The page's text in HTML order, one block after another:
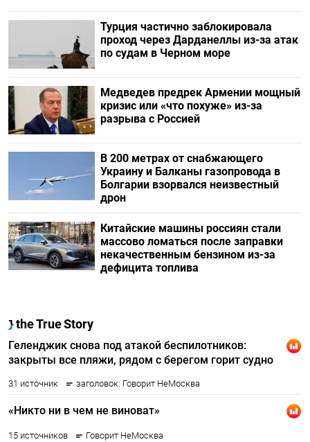
Турция частично заблокировала
проход через Дарданеллы из-за атак
по судам в Черном море
Медведев предрек Армении мощный
кризис или «что похуже» из-за
разрыва с Россией
В 200 метрах от снабжающего
Украину и Балканы газопровода в
Болгарии взорвался неизвестный
дрон
Китайские машины россиян стали
массово ломаться после заправки
некачественным бензином из-за
дефицита топлива